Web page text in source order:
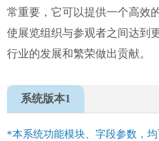
常重要，它可以提供一个高效
使展览组织与参观者之间达到
行业的发展和繁荣做出贡献。
系统版本1
*本系统功能模块、字段参数，